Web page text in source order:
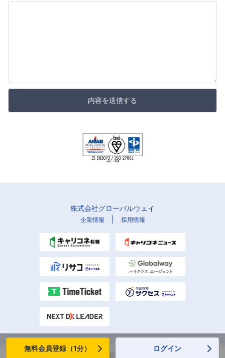
内容を送信する
株式会社グローバルウェイ
企業情報 採用情報
Copyright (C) Globalway, Inc. All rights reserved.
無料会員登録（1分） ログイン